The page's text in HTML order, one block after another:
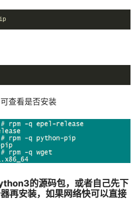
可查看是否安装
的源码包，或者自己先下
再安装，如果网络快可以直接